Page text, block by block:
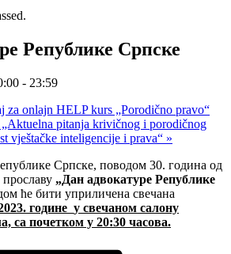
Републике Српске
- 23:59
za onlajn HELP kurs „Porodično pravo“
„Aktuelna pitanja krivičnog i porodičnog
vještačke inteligencije i prava“ »
Српске, поводом 30. година од
„Дан адвокатуре Републике
ће бити уприличена свечана
године у свечаном салону
са почетком у 20:30 часова.